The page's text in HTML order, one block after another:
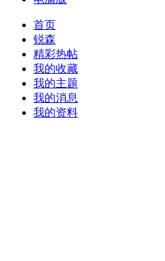
首页
锐森
精彩热帖
我的收藏
我的主题
我的消息
我的资料